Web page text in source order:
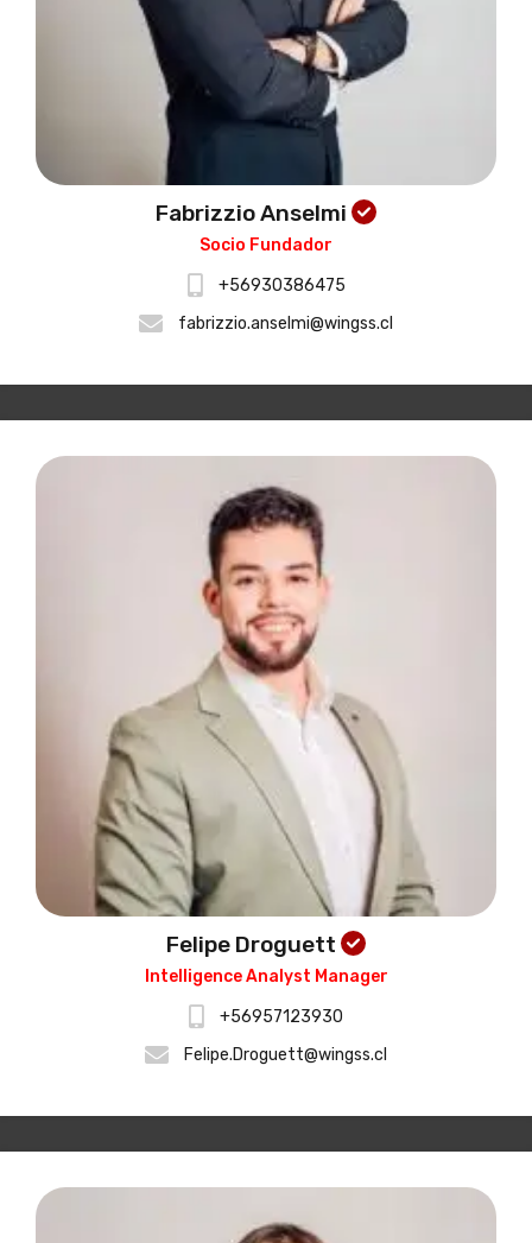
Fabrizzio Anselmi
Socio Fundador
+56930386475
fabrizzio.anselmi@wingss.cl
Felipe Droguett
Intelligence Analyst Manager
+56957123930
Felipe.Droguett@wingss.cl